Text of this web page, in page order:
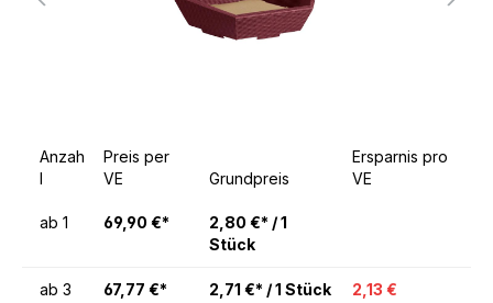
Anzah
l
Preis per
VE
Grundpreis
Ersparnis pro
VE
ab 1 69,90 €*
2,80 €* / 1
Stück
ab 3 67,77 €* 2,71 €* / 1 Stück 2,13 €